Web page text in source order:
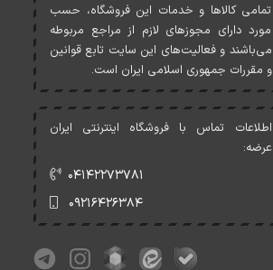
تمامی کالاها و خدمات اين فروشگاه، حسب
مورد دارای مجوزهای لازم از مراجع مربوطه
می‌باشند و فعاليت‌های اين سايت تابع قوانين
و مقررات جمهوری اسلامی ايران است.
اطلاعات تماس با فروشگاه اینترنتی ایران
عرضه:
۰۴۱۴۲۲۷۳۷۸۱
۰۹۲۱۶۴۲۶۳۸۴